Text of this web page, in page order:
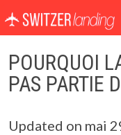
Navigation
POURQUOI
PAS PARTIE
Updated on mai